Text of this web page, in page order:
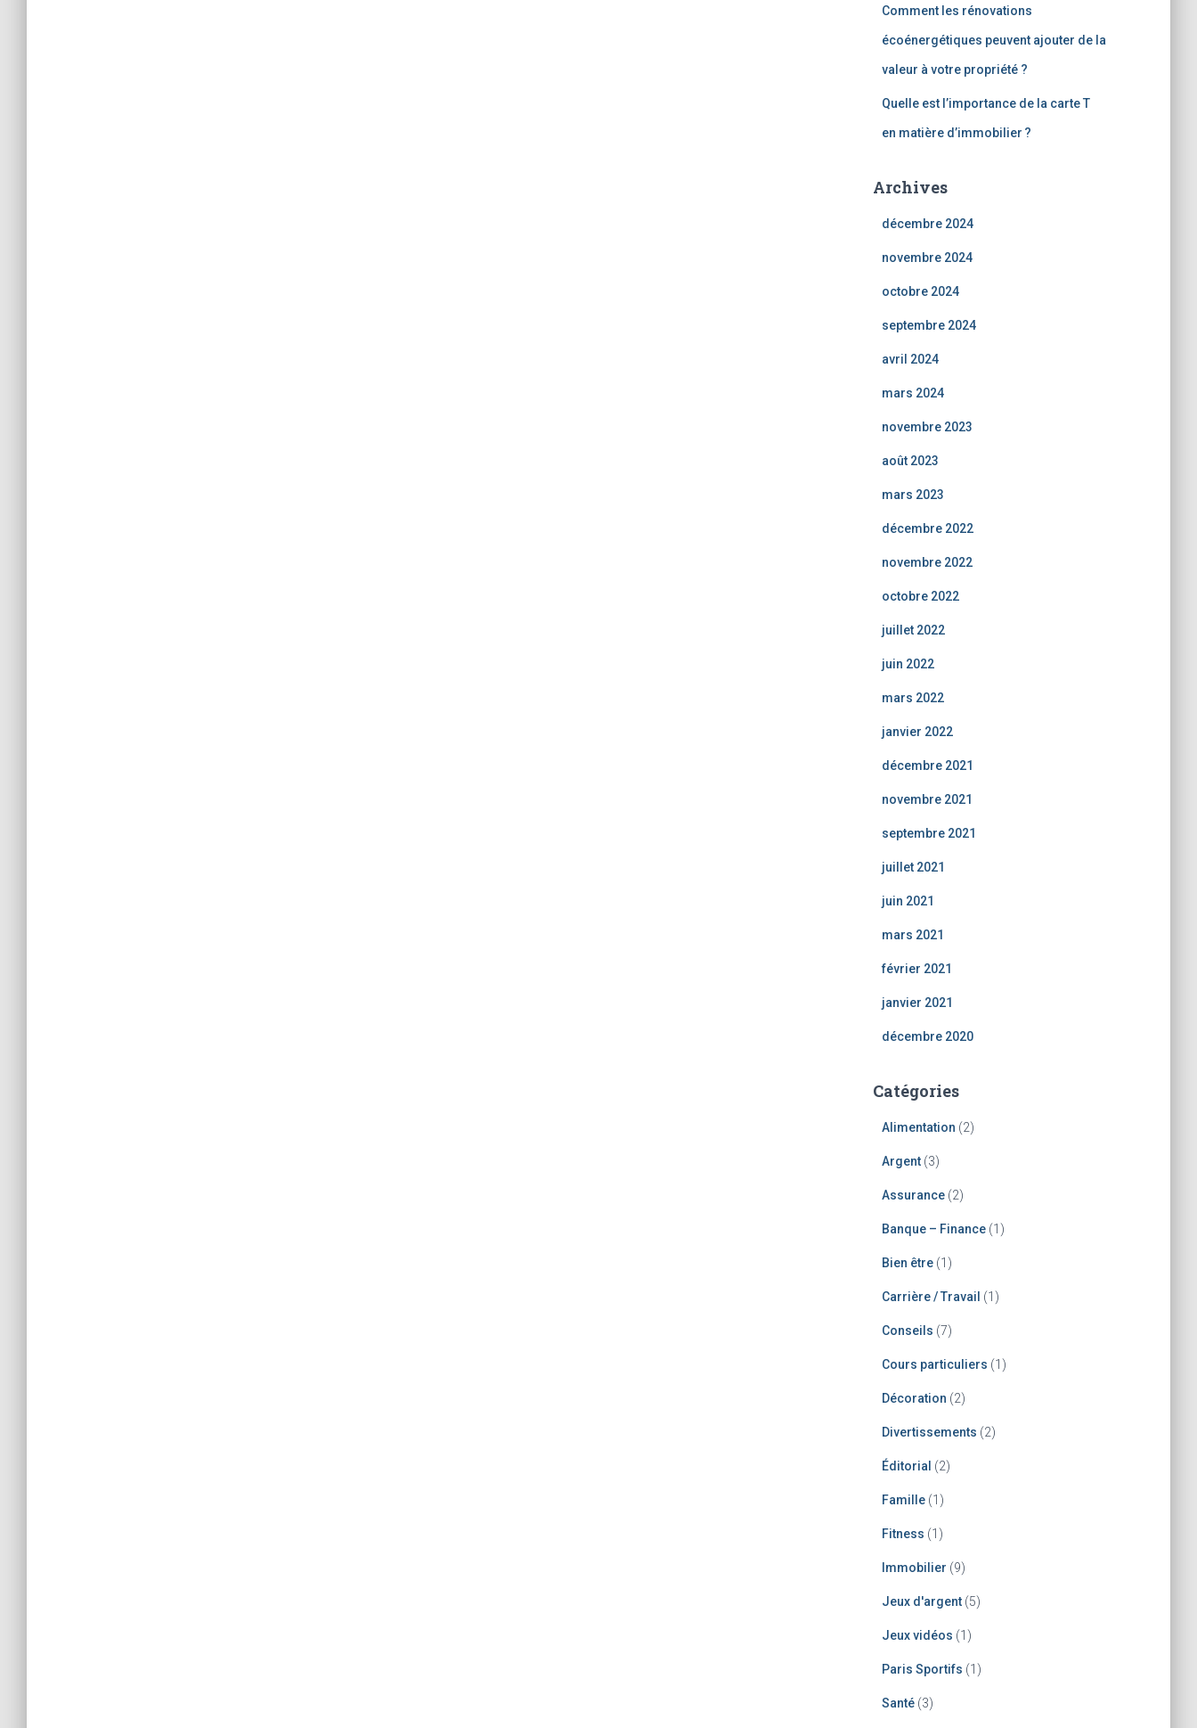
Comment les rénovations
écoénergétiques peuvent ajouter de la
valeur à votre propriété ?
Quelle est l’importance de la carte T
en matière d’immobilier ?
Archives
décembre 2024
novembre 2024
octobre 2024
septembre 2024
avril 2024
mars 2024
novembre 2023
août 2023
mars 2023
décembre 2022
novembre 2022
octobre 2022
juillet 2022
juin 2022
mars 2022
janvier 2022
décembre 2021
novembre 2021
septembre 2021
juillet 2021
juin 2021
mars 2021
février 2021
janvier 2021
décembre 2020
Catégories
Alimentation (2)
Argent(3)
Assurance(2)
Banque – Finance(1)
Bien être(1)
Carrière / Travail (1)
Conseils (7)
Cours particuliers (1)
Décoration (2)
Divertissements (2)
Éditorial (2)
Famille(1)
Fitness (1)
Immobilier (9)
Jeux d'argent(5)
Jeux vidéos (1)
Paris Sportifs (1)
Santé(3)